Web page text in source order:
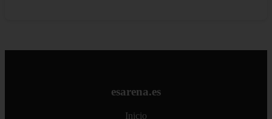
esarena.es
Inicio